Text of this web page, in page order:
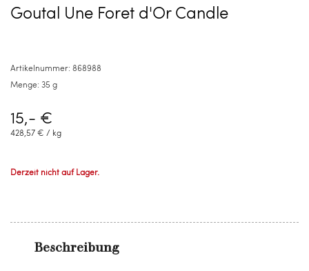
Goutal Une Foret d'Or Candle
Artikelnummer: 868988
Menge: 35 g
15,- €
428,57 € / kg
Derzeit nicht auf Lager.
Beschreibung